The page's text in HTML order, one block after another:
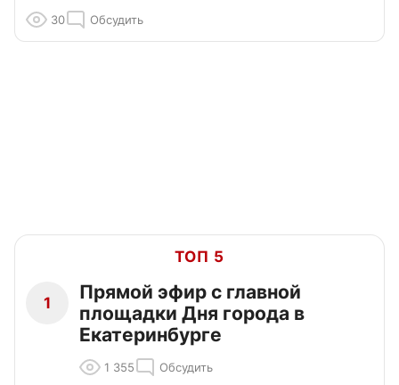
30 Обсудить
ТОП 5
1
Прямой эфир с главной
площадки Дня города в
Екатеринбурге
1 355 Обсудить